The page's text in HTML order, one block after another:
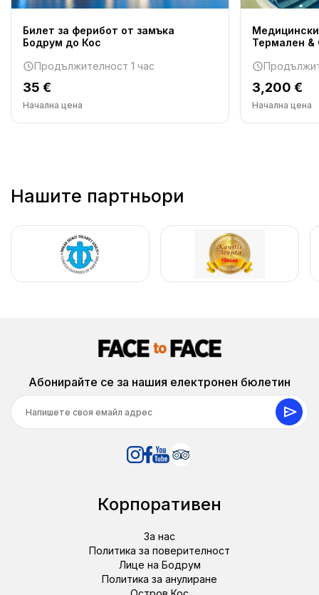
Билет за ферибот от замъка
Бодрум до Кос
Продължителност 1 час
35 €
Начална цена
Термален &
3,200 €
Начална цена
Нашите партньори
Абонирайте се за нашия електронен бюлетин
Корпоративен
За нас
Политика за поверителност
Лице на Бодрум
Политика за анулиране